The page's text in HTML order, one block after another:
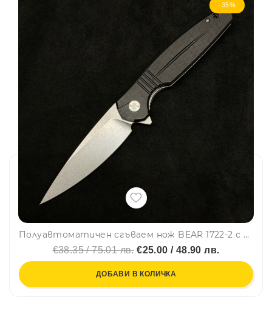
-35%
Полуавтоматичен сгъваем нож BEAR 1722-2 с палец за отваряне, стомана D2, дръжка G10, кутия
€38.35 / 75.01 лв.€25.00 / 48.90 лв.
ДОБАВИ В КОЛИЧКА